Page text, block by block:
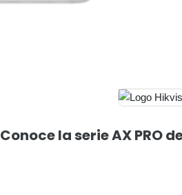
Conoce la serie AX PRO